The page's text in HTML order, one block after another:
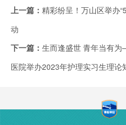
上一篇：精彩纷呈！万山区举办
动
下一篇：生而逢盛世 青年当有
医院举办2023年护理实习生理论